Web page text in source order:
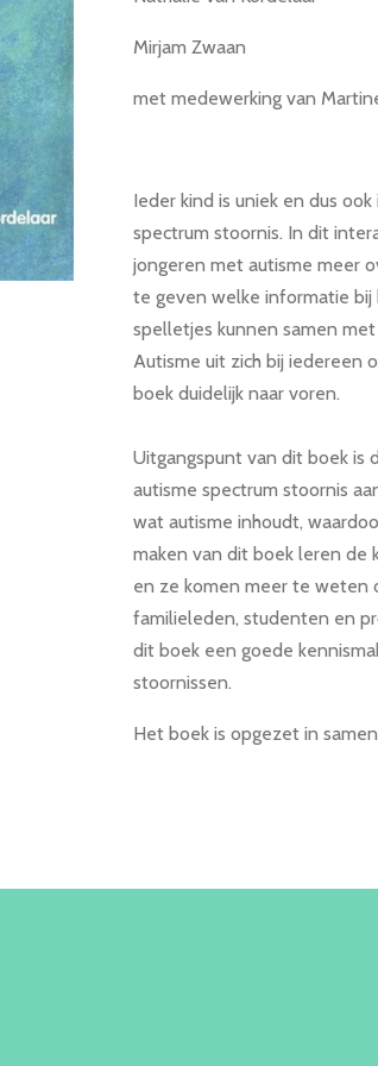
Mirjam Zwaan
met medewerking van
Ieder kind is uniek en dus
spectrum stoornis. In dit
jongeren met autisme meer
te geven welke informatie bij
spelletjes kunnen samen
Autisme uit zich bij iedereen
boek duidelijk naar voren.
Uitgangspunt van dit boek is
autisme spectrum stoornis
wat autisme inhoudt,
maken van dit boek leren de
en ze komen meer te weten
familieleden, studenten en
dit boek een goede
stoornissen.
Het boek is opgezet in